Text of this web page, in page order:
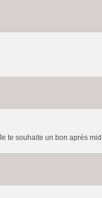
te souhaite un bon après